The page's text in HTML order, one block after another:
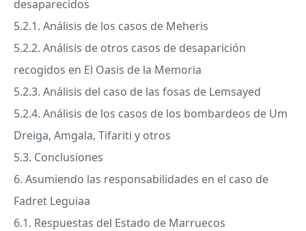
desaparecidos
5.2.1. Análisis de los casos de Meheris
5.2.2. Análisis de otros casos de desaparición
recogidos en El Oasis de la Memoria
5.2.3. Análisis del caso de las fosas de Lemsayed
5.2.4. Análisis de los casos de los bombardeos de Um
Dreiga, Amgala, Tifariti y otros
5.3. Conclusiones
6. Asumiendo las responsabilidades en el caso de
Fadret Leguiaa
6.1. Respuestas del Estado de Marruecos